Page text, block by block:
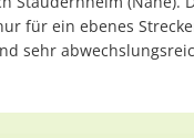
für ein ebenes
sehr